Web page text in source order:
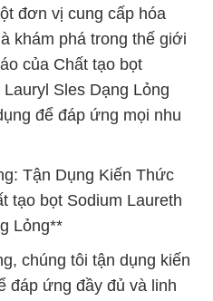
đơn vị cung cấp hóa
khám phá trong thế giới
của Chất tạo bọt
Sles Dạng Lỏng
để đáp ứng mọi nhu
Tận Dụng Kiến Thức
tạo bọt Sodium Laureth
Lỏng**
chúng tôi tận dụng kiến
đáp ứng đầy đủ và linh